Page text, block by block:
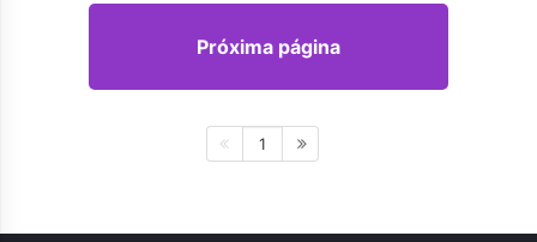
Próxima página
1